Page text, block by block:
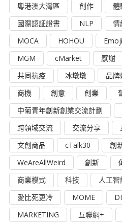
粵港澳大灣區
創作 體
國際認証證書
NLP 情
MOCA
HOHOU Emoji
MGM
cMarket 感謝
共同抗疫
冰墩墩 品
商機
創意 創業
中葡青年創新創業交流計劃
跨領域交流
交流分享
文創商品
cTalk30
創
WeAreAllWeird
創新
商業模式
科技 人工智
愛比死更冷
MOME
MARKETING
互聯網+